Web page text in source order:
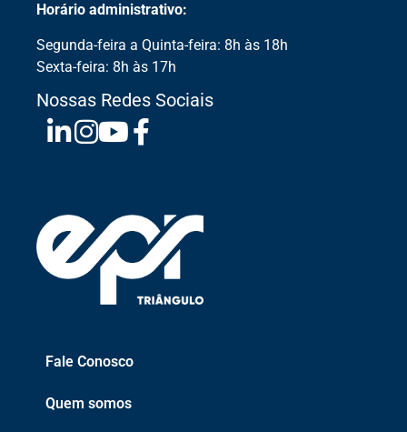
Horário administrativo:
Segunda-feira a Quinta-feira: 8h às 18h
Sexta-feira: 8h às 17h
Nossas Redes Sociais
Fale Conosco
Quem somos